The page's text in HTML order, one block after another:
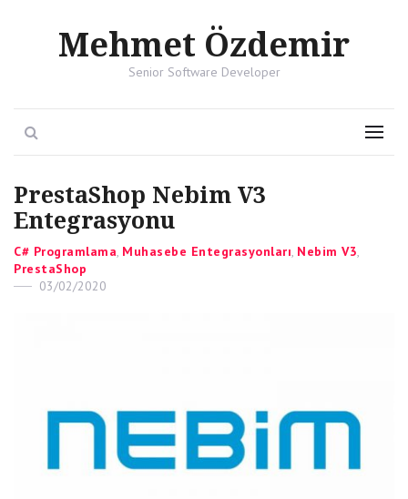
Mehmet Özdemir
Senior Software Developer
Menu
PrestaShop Nebim V3
Entegrasyonu
Categories
C# Programlama, Muhasebe Entegrasyonları, Nebim V3,
PrestaShop
Posted
03/02/2020